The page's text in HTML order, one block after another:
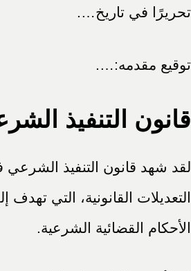
تحريرًا في تاريخ….
توقيع مقدمه:….
قانون التنفيذ
لقد شهد قانون التنفيذ
التعديلات القانونية، التي تهدف
الأحكام القضائية الشرعية.